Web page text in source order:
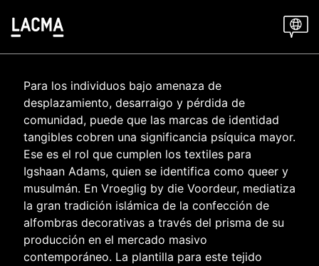
Para los individuos bajo amenaza de
desplazamiento, desarraigo y pérdida de
comunidad, puede que las marcas de identidad
tangibles cobren una significancia psíquica mayor.
Ese es el rol que cumplen los textiles para
Igshaan Adams, quien se identifica como queer y
musulmán. En Vroeglig by die Voordeur, mediatiza
la gran tradición islámica de la confección de
alfombras decorativas a través del prisma de su
producción en el mercado masivo
contemporáneo. La plantilla para este tejido